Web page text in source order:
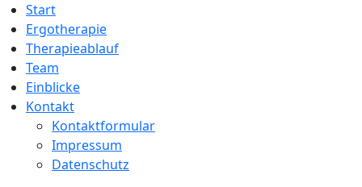
Start
Ergotherapie
Therapieablauf
Team
Einblicke
Kontakt
Kontaktformular
Impressum
Datenschutz